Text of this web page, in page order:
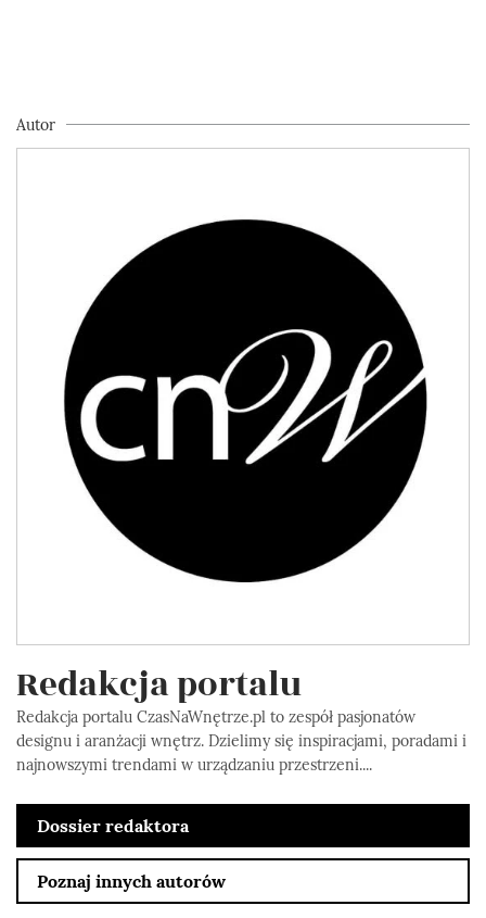
Autor
Redakcja portalu
Redakcja portalu CzasNaWnętrze.pl to zespół pasjonatów
designu i aranżacji wnętrz. Dzielimy się inspiracjami, poradami i
najnowszymi trendami w urządzaniu przestrzeni....
Dossier redaktora
Poznaj innych autorów